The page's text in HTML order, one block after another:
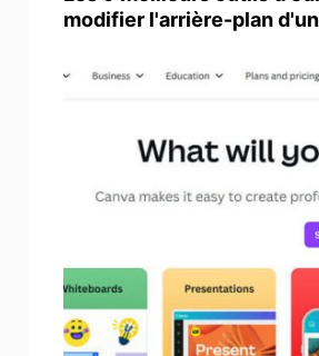
modifier l'arrière-plan